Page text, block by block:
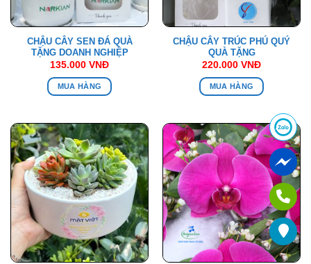
CHẬU CÂY SEN ĐÁ QUÀ
TẶNG DOANH NGHIỆP
135.000 VNĐ
MUA HÀNG
CHẬU CÂY TRÚC PHÚ QUÝ
QUÀ TẶNG
220.000 VNĐ
MUA HÀNG